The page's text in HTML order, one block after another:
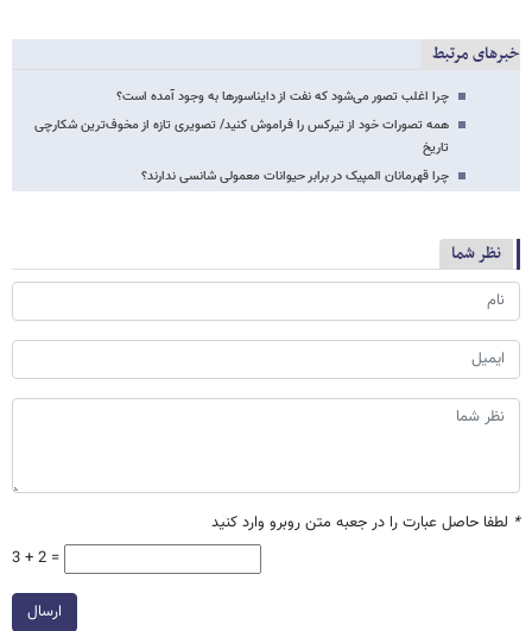
خبرهای مرتبط
چرا اغلب تصور می‌شود که نفت از دایناسورها به وجود آمده است؟
همه تصورات خود از تیرکس را فراموش کنید/ تصویری تازه از مخوف‌ترین شکارچی
تاریخ
چرا قهرمانان المپیک در برابر حیوانات معمولی شانسی ندارند؟
نظر شما
* لطفا حاصل عبارت را در جعبه متن روبرو وارد کنید
3 + 2 =
ارسال